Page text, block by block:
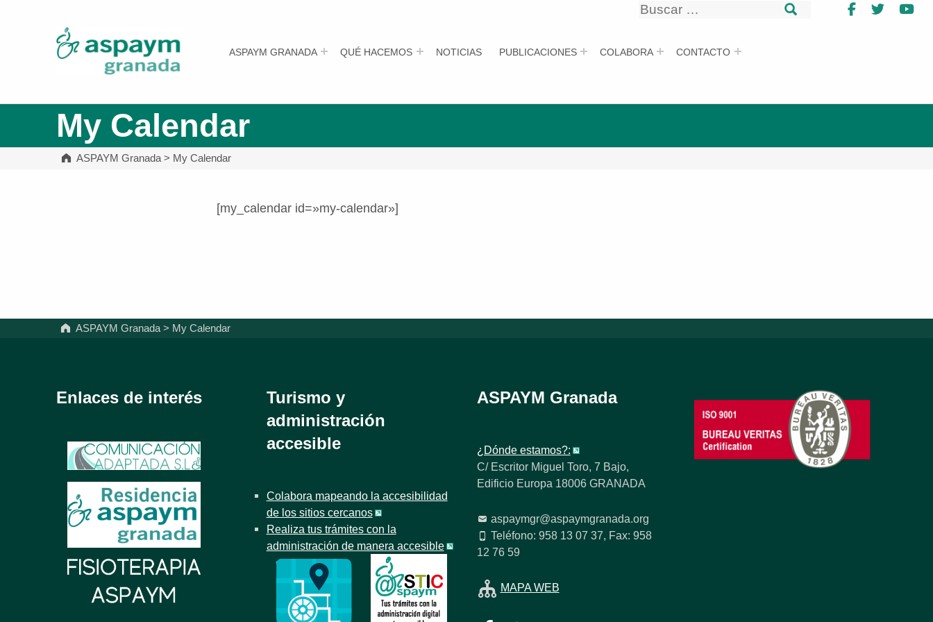
ASPAYM GRANADA QUÉ HACEMOS NOTICIAS PUBLICACIONES COLABORA CONTACTO
Buscar
Facebook
Twitter
My Calendar
ASPAYM Granada > My Calendar
[my_calendar id=»my-calendar»]
Volver a la navegación principal
ASPAYM Granada> My Calendar
Enlaces de interés
Turismo y
administración
accesible
Colabora mapeando la accesibilidad
de los sitios cercanos
Realiza tus trámites con la
administración de manera accesible
ASPAYM Granada
¿Dónde estamos?:
C/ Escritor Miguel Toro, 7 Bajo,
Edificio Europa 18006 GRANADA
aspaymgr@aspaymgranada.org
Teléfono: 958 13 07 37, Fax: 958
12 76 59
MAPA WEB